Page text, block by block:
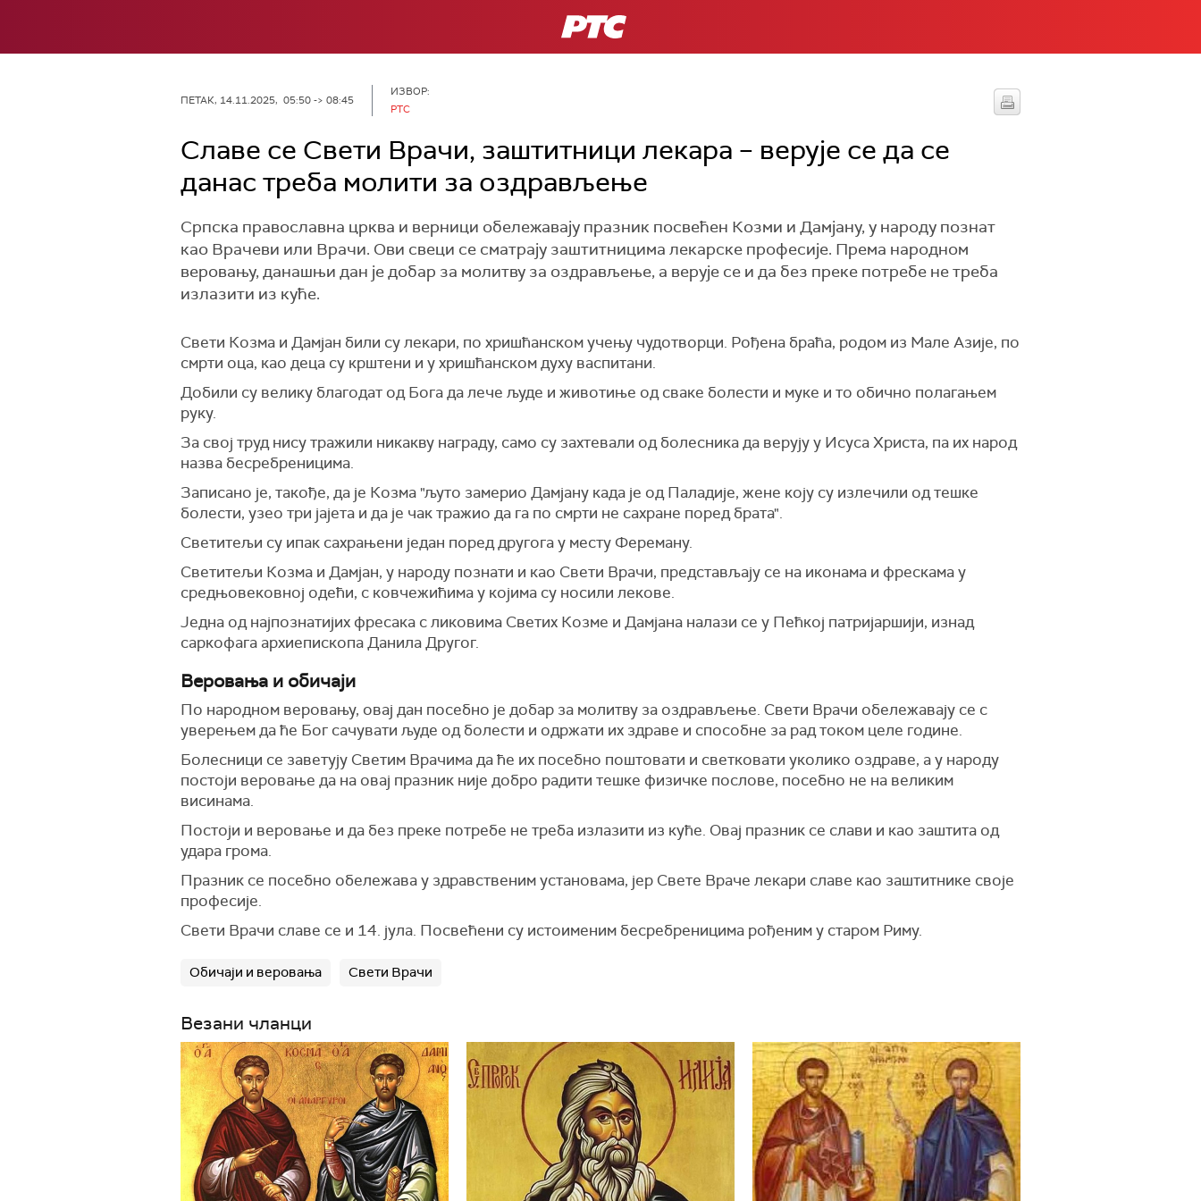
РТС
ПЕТАК, 14.11.2025, 05:50 -> 08:45
ИЗВОР:
РТС
Славе се Свети Врачи, заштитници лекара – верује се да се
данас треба молити за оздрављење
Српска православна црква и верници обележавају празник посвећен Козми и Дамјану, у народу познат
као Врачеви или Врачи. Ови свеци се сматрају заштитницима лекарске професије. Према народном
веровању, данашњи дан је добар за молитву за оздрављење, а верује се и да без преке потребе не треба
излазити из куће.
Свети Козма и Дамјан били су лекари, по хришћанском учењу чудотворци. Рођена браћа, родом из Мале Азије, по
смрти оца, као деца су крштени и у хришћанском духу васпитани.
Добили су велику благодат од Бога да лече људе и животиње од сваке болести и муке и то обично полагањем
руку.
За свој труд нису тражили никакву награду, само су захтевали од болесника да верују у Исуса Христа, па их народ
назва бесребреницима.
Записано је, такође, да је Козма "љуто замерио Дамјану када је од Паладије, жене коју су излечили од тешке
болести, узео три јајета и да је чак тражио да га по смрти не сахране поред брата".
Светитељи су ипак сахрањени један поред другога у месту Фереману.
Светитељи Козма и Дамјан, у народу познати и као Свети Врачи, представљају се на иконама и фрескама у
средњовековној одећи, с ковчежићима у којима су носили лекове.
Једна од најпознатијих фресака с ликовима Светих Козме и Дамјана налази се у Пећкој патријаршији, изнад
саркофага архиепископа Данила Другог.
Веровања и обичаји
По народном веровању, овај дан посебно је добар за молитву за оздрављење. Свети Врачи обележавају се с
уверењем да ће Бог сачувати људе од болести и одржати их здраве и способне за рад током целе године.
Болесници се заветују Светим Врачима да ће их посебно поштовати и светковати уколико оздраве, а у народу
постоји веровање да на овај празник није добро радити тешке физичке послове, посебно не на великим
висинама.
Постоји и веровање и да без преке потребе не треба излазити из куће. Овај празник се слави и као заштита од
удара грома.
Празник се посебно обележава у здравственим установама, јер Свете Враче лекари славе као заштитнике своје
професије.
Свети Врачи славе се и 14. јула. Посвећени су истоименим бесребреницима рођеним у старом Риму.
Обичаји и веровања Свети Врачи
Везани чланци